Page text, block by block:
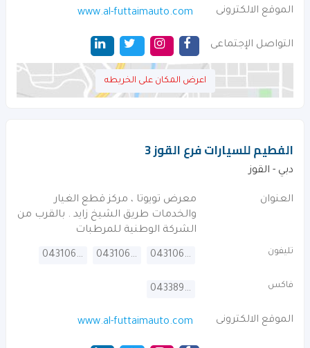
الموقع الالكترونى www.al-futtaimauto.com
التواصل الإجتماعى
اعرض المكان على الخريطه
الفطيم للسيارات فرع القوز 3
دبي - القوز
العنوان
معرض تويوتا ، مركز قطع الغيار
والخدمات طريق الشيخ زايد . بالقرب من
الشركة الوطنية للمرطبات
تليفون 043106500
043106567
043106666
فاكس 043389282
الموقع الالكترونى www.al-futtaimauto.com